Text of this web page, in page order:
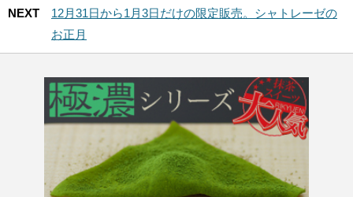
NEXT
12月31日から1月3日だけの限定販売。シャトレーゼの
お正月